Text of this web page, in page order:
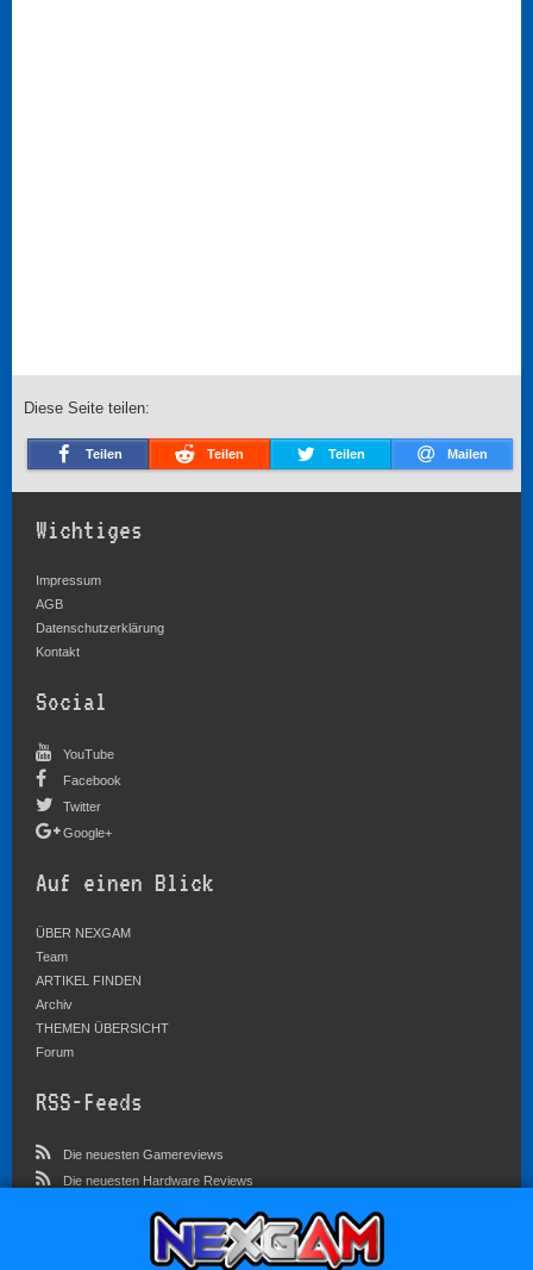
Diese Seite teilen:
Teilen Teilen Teilen Mailen
Wichtiges
Impressum
AGB
Datenschutzerklärung
Kontakt
Social
YouTube
Facebook
Twitter
Google+
Auf einen Blick
ÜBER NEXGAM
Team
ARTIKEL FINDEN
Archiv
THEMEN ÜBERSICHT
Forum
RSS-Feeds
Die neuesten Gamereviews
Die neuesten Hardware Reviews